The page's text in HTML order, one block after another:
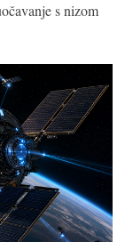
s nizom